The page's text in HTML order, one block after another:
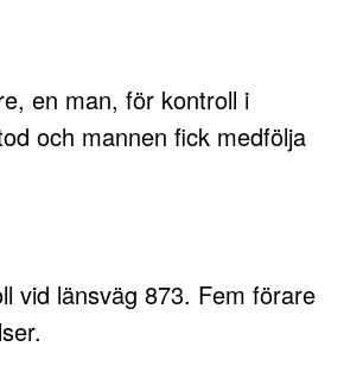
en man, för kontroll i
och mannen fick medfölja
vid länsväg 873. Fem förare